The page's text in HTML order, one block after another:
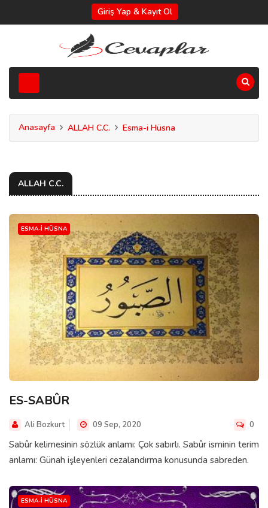
Giriş Yap & Kayıt Ol
Anasayfa ALLAH C.C. Esma-i Hüsna
ALLAH C.C.
ESMA-I HÜSNA
ES-SABÛR
Ali Bozkurt 09 Sep, 2020 0
Sabûr kelimesinin sözlük anlamı: Çok sabırlı. Sabûr isminin terim
anlamı: Günah işleyenleri cezalandırma konusunda sabreden.
ESMA-I HÜSNA